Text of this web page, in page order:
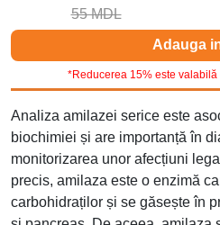
55 MDL
Adauga
*Reducerea 15% este
Analiza amilazei serice este
biochimiei și are importanță în
monitorizarea unor afecțiuni
precis, amilaza este o enzimă
carbohidraților și se găsește în